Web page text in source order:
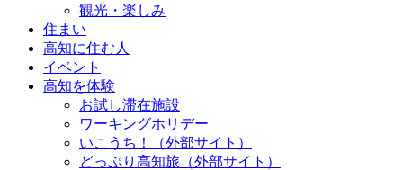
観光・楽しみ
住まい
高知に住む人
イベント
高知を体験
お試し滞在施設
ワーキングホリデー
いこうち！（外部サイト）
どっぷり高知旅（外部サイト）